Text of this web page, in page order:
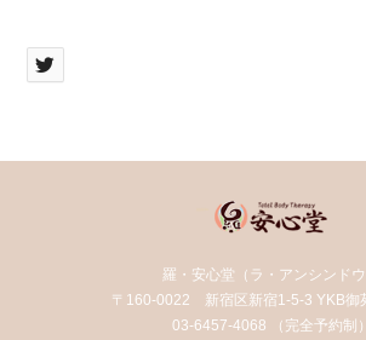
羅・安心堂（ラ・アンシンドウ
〒160-0022 新宿区新宿1-5-3 YKB御
03-6457-4068 （完全予約制）